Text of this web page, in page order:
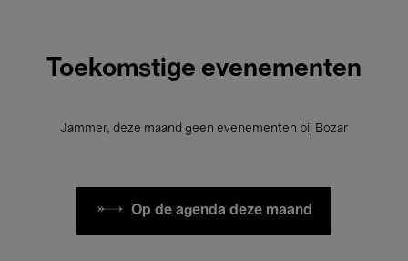
Toekomstige evenementen
Jammer, deze maand geen evenementen bij Bozar
Op de agenda deze maand